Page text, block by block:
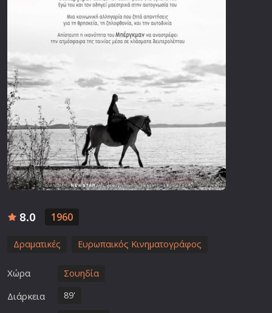
8.0 1960
Δραματικές Ευρωπαικός Κινηματογράφος
Χώρα Σουηδία
Διάρκεια 89'